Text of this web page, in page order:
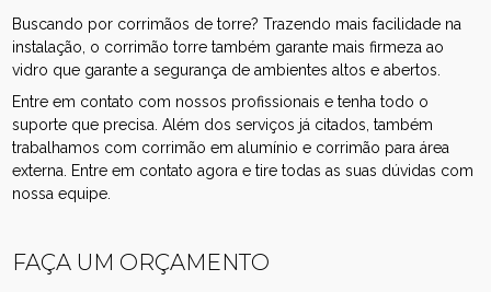
Buscando por corrimãos de torre? Trazendo mais facilidade na
instalação, o corrimão torre também garante mais firmeza ao
vidro que garante a segurança de ambientes altos e abertos.
Entre em contato com nossos profissionais e tenha todo o
suporte que precisa. Além dos serviços já citados, também
trabalhamos com corrimão em alumínio e corrimão para área
externa. Entre em contato agora e tire todas as suas dúvidas com
nossa equipe.
FAÇA UM ORÇAMENTO